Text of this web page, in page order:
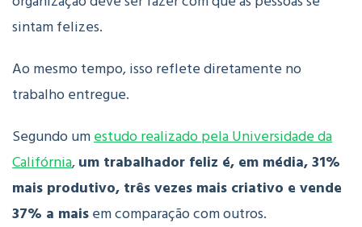
sintam felizes.
Ao mesmo tempo, isso reflete diretamente no
trabalho entregue.
Segundo umestudo realizado pela Universidade da
Califórnia,um trabalhador feliz é, em média, 31%
mais produtivo, três vezes mais criativo e vende
37% a maisem comparação com outros.